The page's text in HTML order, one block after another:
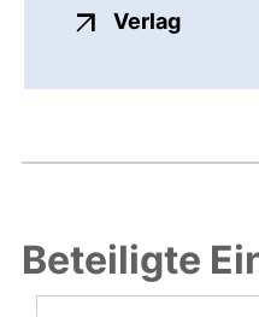
Verlag
Beteiligte